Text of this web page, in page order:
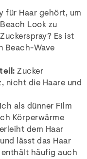
für Haar gehört, um
Look zu
Es ist
Beach-Wave
Zucker
nicht die Haare und
als dünner Film
Körperwärme
dem Haar
lässt das Haar
enthält häufig auch